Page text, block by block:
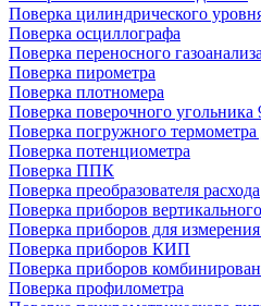
Поверка цилиндрического
Поверка осциллографа
Поверка переносного
Поверка пирометра
Поверка плотномера
Поверка поверочного угольника
Поверка погружного термометра
Поверка потенциометра
Поверка ППК
Поверка преобразователя расхода
Поверка приборов
Поверка приборов для
Поверка приборов КИП
Поверка приборов
Поверка профилометра